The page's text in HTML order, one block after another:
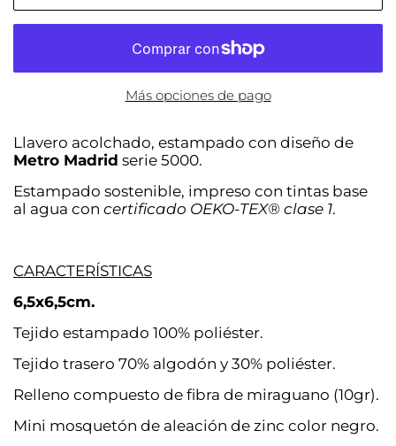
Más opciones de pago
Llavero acolchado, estampado con diseño de
Metro Madrid serie 5000.
Estampado sostenible, impreso con tintas base
al agua con certificado OEKO-TEX® clase 1.
CARACTERÍSTICAS
6,5x6,5cm.
Tejido estampado 100% poliéster.
Tejido trasero 70% algodón y 30% poliéster.
Relleno compuesto de fibra de miraguano (10gr).
Mini mosquetón de aleación de zinc color negro.